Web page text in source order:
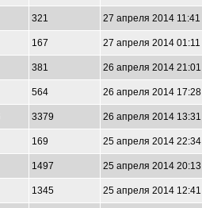
321 27 апреля 2014 11:41
167 27 апреля 2014 01:11
381 26 апреля 2014 21:01
564 26 апреля 2014 17:28
3379 26 апреля 2014 13:31
169 25 апреля 2014 22:34
1497 25 апреля 2014 20:13
1345 25 апреля 2014 12:41